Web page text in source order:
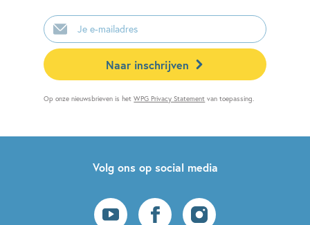
E-
mailadres
Naar inschrijven
Op onze nieuwsbrieven is hetWPG Privacy Statement van toepassing.
Volg ons op social media